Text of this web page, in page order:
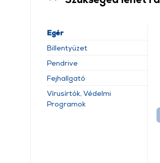
Egér
Billentyűzet
Pendrive
Fejhallgató
Vírusírtók, Védelmi
Programok